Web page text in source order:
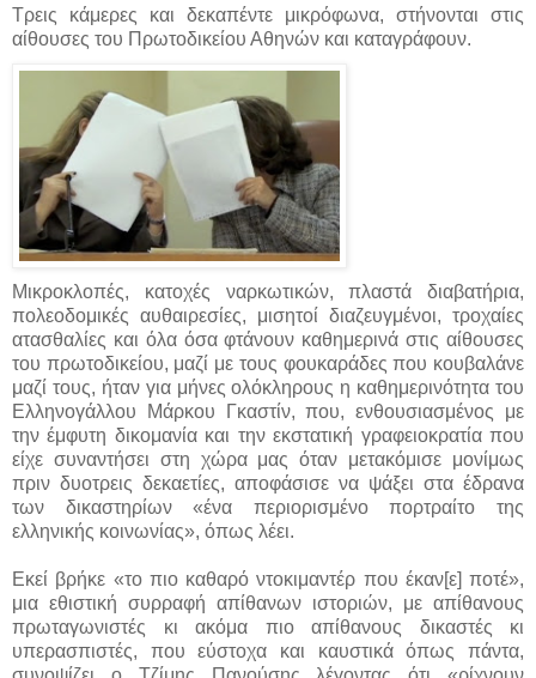
Τρεις κάμερες και δεκαπέντε μικρόφωνα, στήνονται στις
αίθουσες του Πρωτοδικείου Αθηνών και καταγράφουν.
Μικροκλοπές, κατοχές ναρκωτικών, πλαστά διαβατήρια,
πολεοδομικές αυθαιρεσίες, μισητοί διαζευγμένοι, τροχαίες
ατασθαλίες και όλα όσα φτάνουν καθημερινά στις αίθουσες
του πρωτοδικείου, μαζί με τους φουκαράδες που κουβαλάνε
μαζί τους, ήταν για μήνες ολόκληρους η καθημερινότητα του
Ελληνογάλλου Μάρκου Γκαστίν, που, ενθουσιασμένος με
την έμφυτη δικομανία και την εκστατική γραφειοκρατία που
είχε συναντήσει στη χώρα μας όταν μετακόμισε μονίμως
πριν δυοτρεις δεκαετίες, αποφάσισε να ψάξει στα έδρανα
των δικαστηρίων «ένα περιορισμένο πορτραίτο της
ελληνικής κοινωνίας», όπως λέει.
Εκεί βρήκε «το πιο καθαρό ντοκιμαντέρ που έκαν[ε] ποτέ»,
μια εθιστική συρραφή απίθανων ιστοριών, με απίθανους
πρωταγωνιστές κι ακόμα πιο απίθανους δικαστές κι
υπερασπιστές, που εύστοχα και καυστικά όπως πάντα,